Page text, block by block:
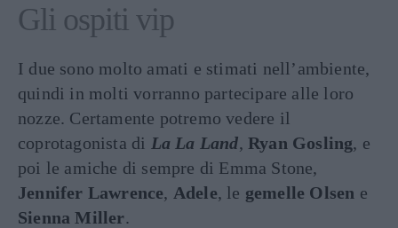
Gli ospiti vip
I due sono molto amati e stimati nell’ambiente,
quindi in molti vorranno partecipare alle loro
nozze. Certamente potremo vedere il
coprotagonista di La La Land,Ryan Gosling, e
poi le amiche di sempre di Emma Stone,
Jennifer Lawrence, Adele, le gemelle Olsen e
Sienna Miller.